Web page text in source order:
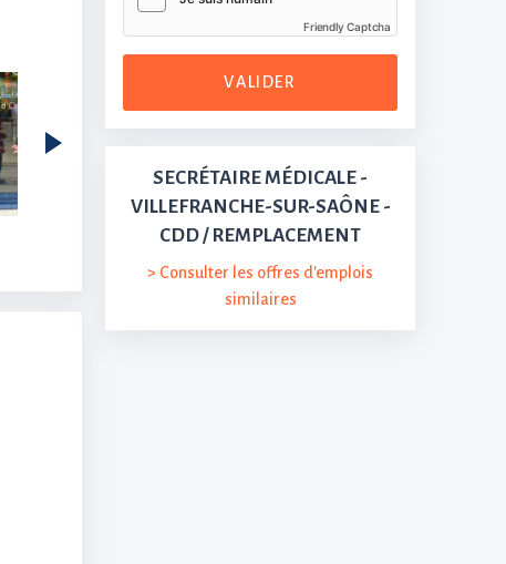
Friendly Captcha
VALIDER
SECRÉTAIRE MÉDICALE -
VILLEFRANCHE-SUR-SAÔNE -
CDD / REMPLACEMENT
> Consulter les offres d'emplois
similaires